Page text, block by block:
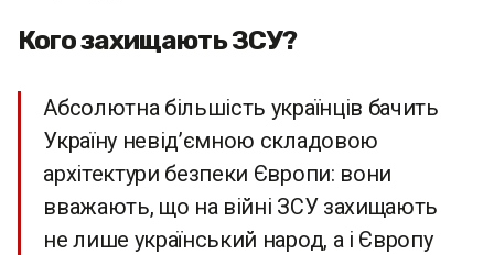
Кого захищають ЗСУ?
Абсолютна більшість українців бачить
Україну невід’ємною складовою
архітектури безпеки Європи: вони
вважають, що на війні ЗСУ захищають
не лише український народ, а і Європу